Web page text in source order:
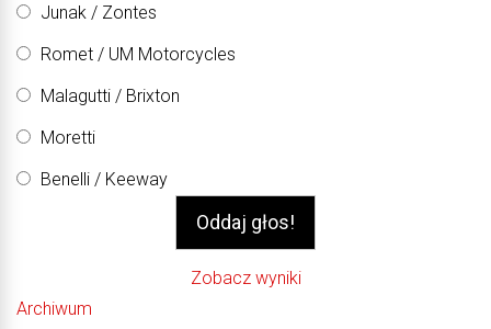
Junak / Zontes
Romet / UM Motorcycles
Malagutti / Brixton
Moretti
Benelli / Keeway
Zobacz wyniki
Archiwum